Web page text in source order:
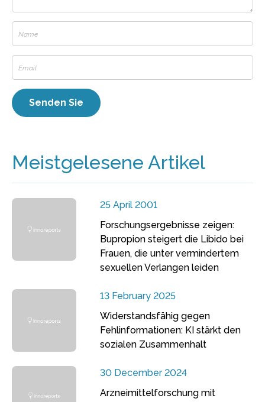
Meistgelesene Artikel
25 April 2001
Forschungsergebnisse zeigen:
Bupropion steigert die Libido bei
Frauen, die unter vermindertem
sexuellen Verlangen leiden
13 February 2025
Widerstandsfähig gegen
Fehlinformationen: KI stärkt den
sozialen Zusammenhalt
30 December 2024
Arzneimittelforschung mit